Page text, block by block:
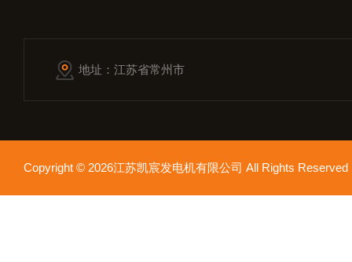
地址：江苏省常州市
Copyright © 2026江苏凯宸发电机有限公司 All Rights